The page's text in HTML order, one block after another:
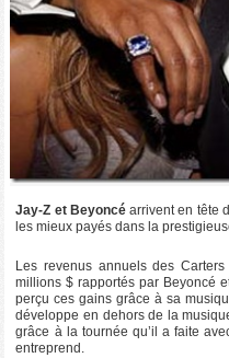
Jay-Z et Beyoncéarrivent en tête
les mieux payés dans la
Les revenus annuels des
millions $ rapportés par Beyoncé
perçu ces gains grâce à sa
développe en dehors de la
grâce à la tournée qu’il a faite
entreprend.